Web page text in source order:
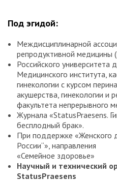
Под эгидой:
Междисциплинарной
репродуктивной медицины
Российского
Медицинского института,
гинекологии с курсом
акушерства, гинекологии и
факультета непрерывного
Журнала «StatusPraesens.
бесплодный брак».
При поддержке «Женского
России“», направления
«Семейное здоровье»
Научный и технический
StatusPraesens